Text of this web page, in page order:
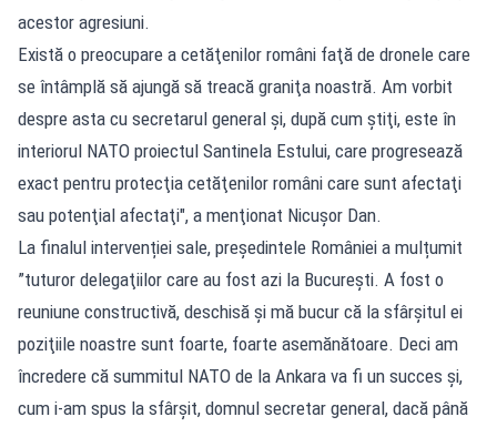
acestor agresiuni.
Există o preocupare a cetăţenilor români faţă de dronele care
se întâmplă să ajungă să treacă graniţa noastră. Am vorbit
despre asta cu secretarul general şi, după cum ştiţi, este în
interiorul NATO proiectul Santinela Estului, care progresează
exact pentru protecţia cetăţenilor români care sunt afectaţi
sau potenţial afectaţi", a menţionat Nicuşor Dan.
La finalul intervenției sale, președintele României a mulțumit
”tuturor delegaţiilor care au fost azi la Bucureşti. A fost o
reuniune constructivă, deschisă şi mă bucur că la sfârşitul ei
poziţiile noastre sunt foarte, foarte asemănătoare. Deci am
încredere că summitul NATO de la Ankara va fi un succes şi,
cum i-am spus la sfârşit, domnul secretar general, dacă până